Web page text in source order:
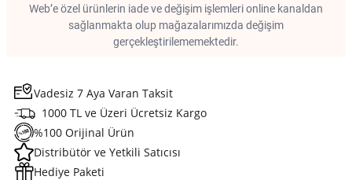
Web’e özel ürünlerin iade ve değişim işlemleri online kanaldan
sağlanmakta olup mağazalarımızda değişim
gerçekleştirilememektedir.
Vadesiz 7 Aya Varan Taksit
1000 TL ve Üzeri Ücretsiz Kargo
%100 Orijinal Ürün
Distribütör ve Yetkili Satıcısı
Hediye Paketi